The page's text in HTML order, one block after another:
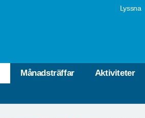
Lyssna
Månadsträffar Aktiviteter